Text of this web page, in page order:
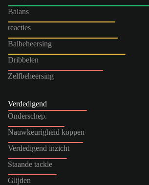
Balans
reacties
Balbeheersing
Dribbelen
Zelfbeheersing
Verdedigend
Onderschep.
Nauwkeurigheid koppen
Verdedigend inzicht
Staande tackle
Glijden